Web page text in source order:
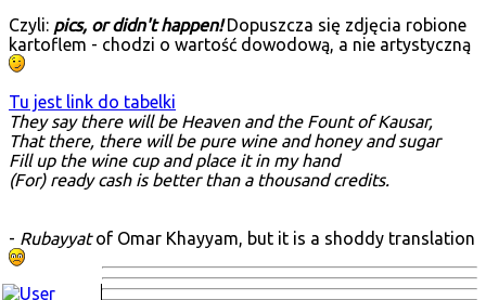
Czyli: pics, or didn't happen!Dopuszcza się zdjęcia robione
kartoflem - chodzi o wartość dowodową, a nie artystyczną
Tu jest link do tabelki
They say there will be Heaven and the Fount of Kausar,
That there, there will be pure wine and honey and sugar
Fill up the wine cup and place it in my hand
(For) ready cash is better than a thousand credits.
- Rubayyatof Omar Khayyam, but it is a shoddy translation